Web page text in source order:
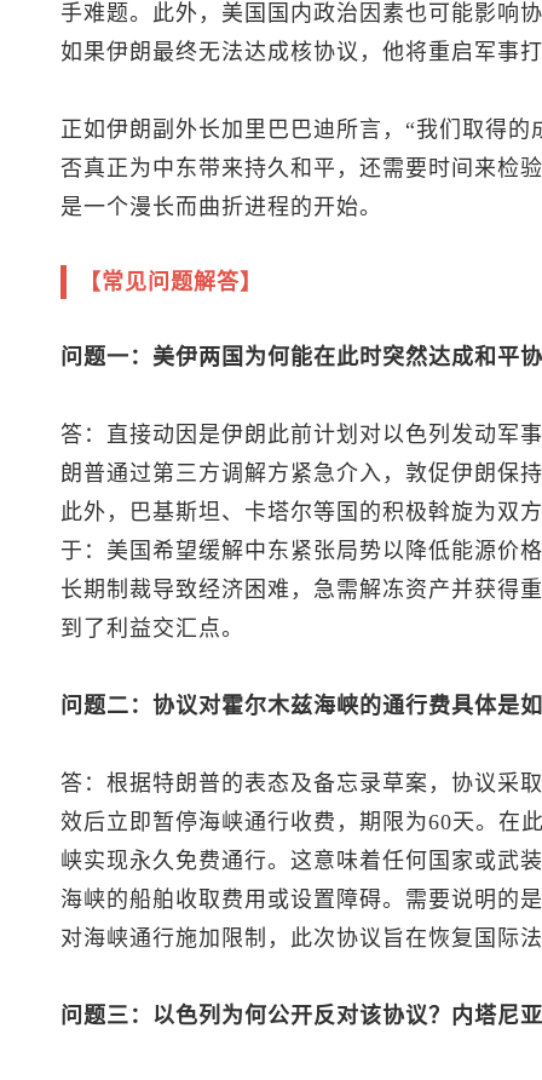
手难题。此外，美国国内政治因素也可能影
如果伊朗最终无法达成核协议，他将重启军事
正如伊朗副外长加里巴巴迪所言，“我们取得
否真正为中东带来持久和平，还需要时间来检
是一个漫长而曲折进程的开始。
【常见问题解答】
问题一：美伊两国为何能在此时突然达成和平
答：直接动因是伊朗此前计划对以色列发动军
朗普通过第三方调解方紧急介入，敦促伊朗保
此外，巴基斯坦、卡塔尔等国的积极斡旋为双
于：美国希望缓解中东紧张局势以降低能源价
长期制裁导致经济困难，急需解冻资产并获得
到了利益交汇点。
问题二：协议对霍尔木兹海峡的通行费具体是
答：根据特朗普的表态及备忘录草案，协议采
效后立即暂停海峡通行收费，期限为60天。在
峡实现永久免费通行。这意味着任何国家或武
海峡的船舶收取费用或设置障碍。需要说明的
对海峡通行施加限制，此次协议旨在恢复国际
问题三：以色列为何公开反对该协议？内塔尼